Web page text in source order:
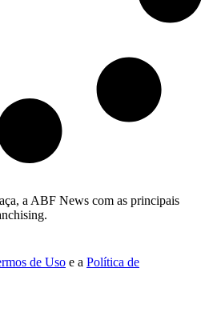
a ABF News com as principais
de Uso e a Política de